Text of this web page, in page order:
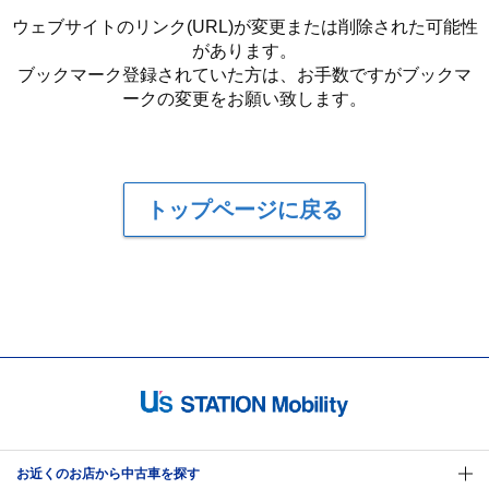
ウェブサイトのリンク(URL)が変更または削除された可能性
があります。
ブックマーク登録されていた方は、お手数ですがブックマ
ークの変更をお願い致します。
トップページに戻る
お近くのお店から中古車を探す